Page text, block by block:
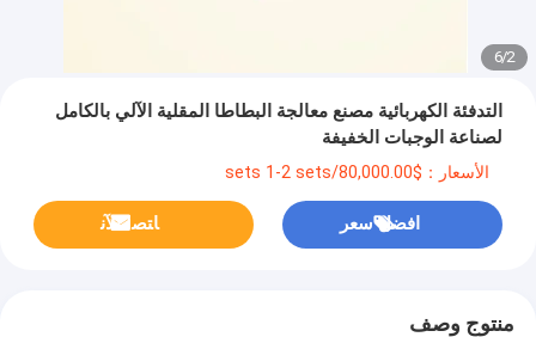
2
/
6
التدفئة الكهربائية مصنع معالجة البطاطا المقلية الآلي بالكامل
لصناعة الوجبات الخفيفة
الأسعار：$80,000.00/sets 1-2 sets
افضل سعر ﺎﺘﺼﻟ ﺍﻶﻧ
منتوج وصف